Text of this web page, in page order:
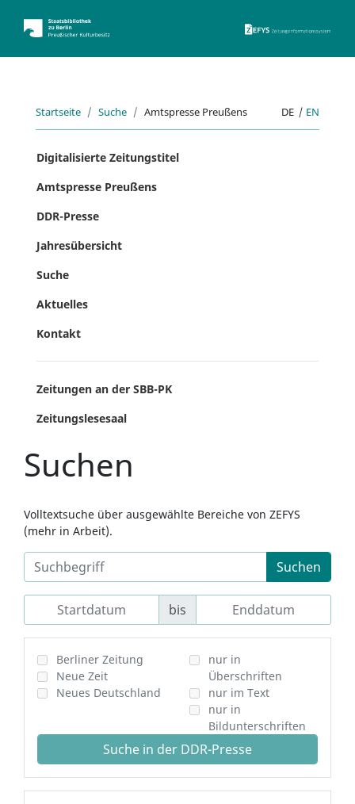
Startseite Suche Amtspresse Preußens DE | EN
Digitalisierte Zeitungstitel
Amtspresse Preußens
DDR-Presse
Jahresübersicht
Suche
Aktuelles
Kontakt
Zeitungen an der SBB-PK
Zeitungslesesaal
Suchen
Volltextsuche über ausgewählte Bereiche von ZEFYS
(mehr in Arbeit).
Suchen
bis
Berliner Zeitung
Neue Zeit
Neues Deutschland
nur in
Überschriften
nur im Text
nur in
Bildunterschriften
Suche in der DDR-Presse